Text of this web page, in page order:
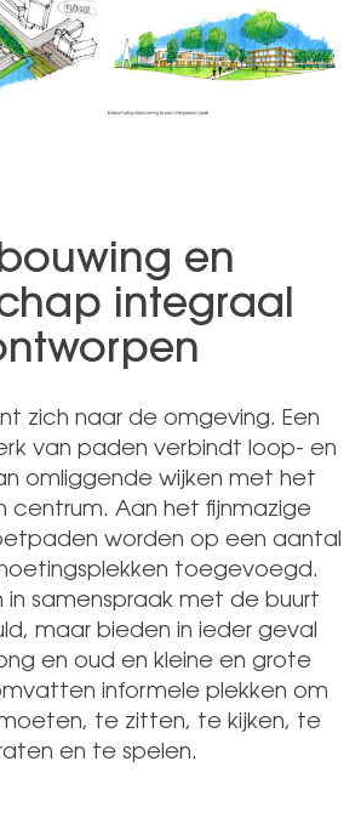
en
integraal
zich naar de omgeving. Een
van paden verbindt loop- en
omliggende wijken met het
centrum. Aan het fijnmazige
worden op een aantal
toegevoegd.
in samenspraak met de buurt
maar bieden in ieder geval
en oud en kleine en grote
informele plekken om
te zitten, te kijken, te
en te spelen.